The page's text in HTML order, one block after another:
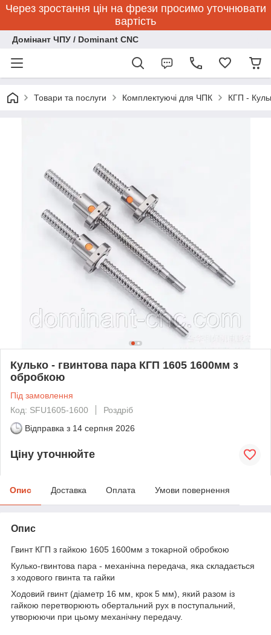
Через зростання цін на фрези просимо уточнювати
вартість
Домінант ЧПУ / Dominant CNC
Товари та послуги Комплектуючі для ЧПК КГП -
Кулько - гвинтова пара КГП 1605 1600мм з
обробкою
Під замовлення
Код: SFU1605-1600
Роздріб
Відправка з 14 серпня 2026
Ціну уточнюйте
Опис Доставка Оплата Умови повернення
Опис
Гвинт КГП з гайкою 1605 1600мм з токарной обробкою
Кулько-гвинтова пара - механічна передача, яка складається
з ходового гвинта та гайки
Ходовий гвинт (діаметр 16 мм, крок 5 мм), який разом із
гайкою перетворюють обертальний рух в поступальний,
утворюючи при цьому механічну передачу.